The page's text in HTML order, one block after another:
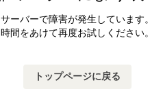
サーバーで障害が発生しています。
時間をあけて再度お試しください。
トップページに戻る